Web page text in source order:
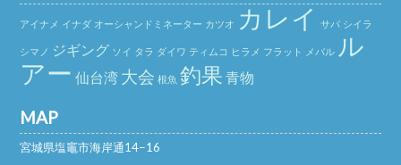
アイナメ イナダ オーシャンドミネーター カツオ カレイ サバ シイラ
シマノ ジギング ソイ タラ ダイワ ティムコ ヒラメ フラット メバル ル
アー 仙台湾 大会 根魚 釣果 青物
MAP
宮城県塩竈市海岸通14−16